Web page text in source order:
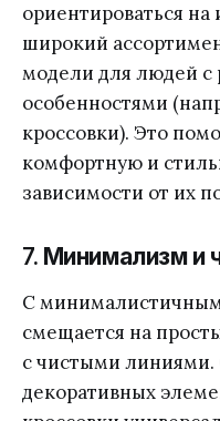
ориентироваться
широкий
модели для людей
особенностями
кроссовки). Это
комфортную и
зависимости от их
7. Минимализм и
С
смещается на
с чистыми
декоративных